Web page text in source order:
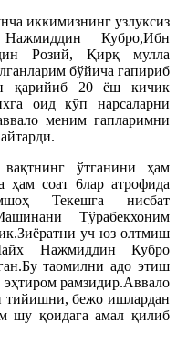
иккимизнинг узлуксиз
Кубро,Ибн
Розий, Қирқ мулла
бўйича гапириб
қарийиб 20 ёш кичик
оид кўп нарсаларни
меним гапларимни
ўтганини ҳам
ҳам соат 6лар атрофида
Текешга нисбат
Тўрабекхоним
уч юз олтмиш
Нажмиддин Кубро
таомилни адо этиш
рамзидир.Аввало
тийишни, бежо ишлардан
шу қоидага амал қилиб